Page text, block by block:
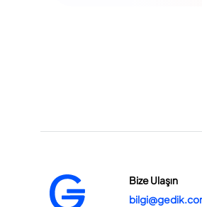
Bize Ulaşın